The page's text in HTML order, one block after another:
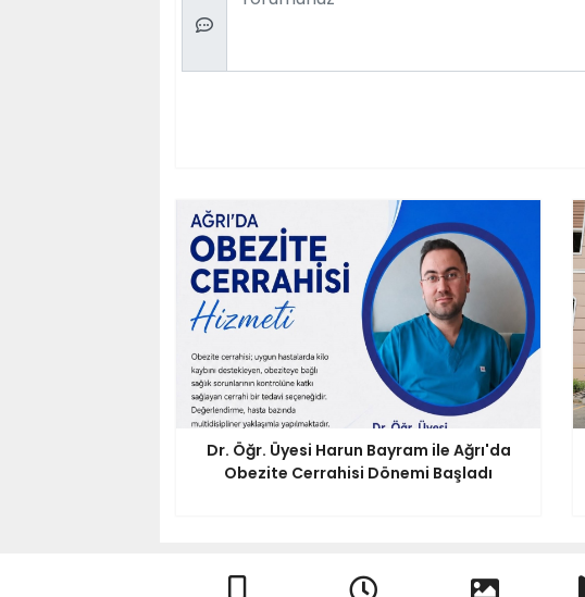
Dr. Öğr. Üyesi Harun Bayram ile Ağrı'da
Obezite Cerrahisi Dönemi Başladı